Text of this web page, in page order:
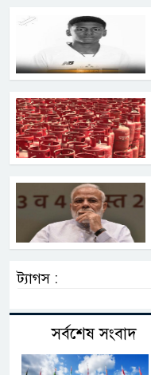
ট্যাগস :
সর্বশেষ সংবাদ